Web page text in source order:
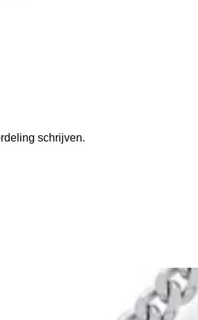
schrijven.